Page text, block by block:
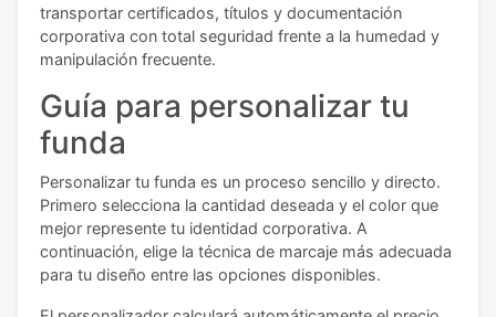
transportar certificados, títulos y documentación
corporativa con total seguridad frente a la humedad y
manipulación frecuente.
Guía para personalizar tu
funda
Personalizar tu funda es un proceso sencillo y directo.
Primero selecciona la cantidad deseada y el color que
mejor represente tu identidad corporativa. A
continuación, elige la técnica de marcaje más adecuada
para tu diseño entre las opciones disponibles.